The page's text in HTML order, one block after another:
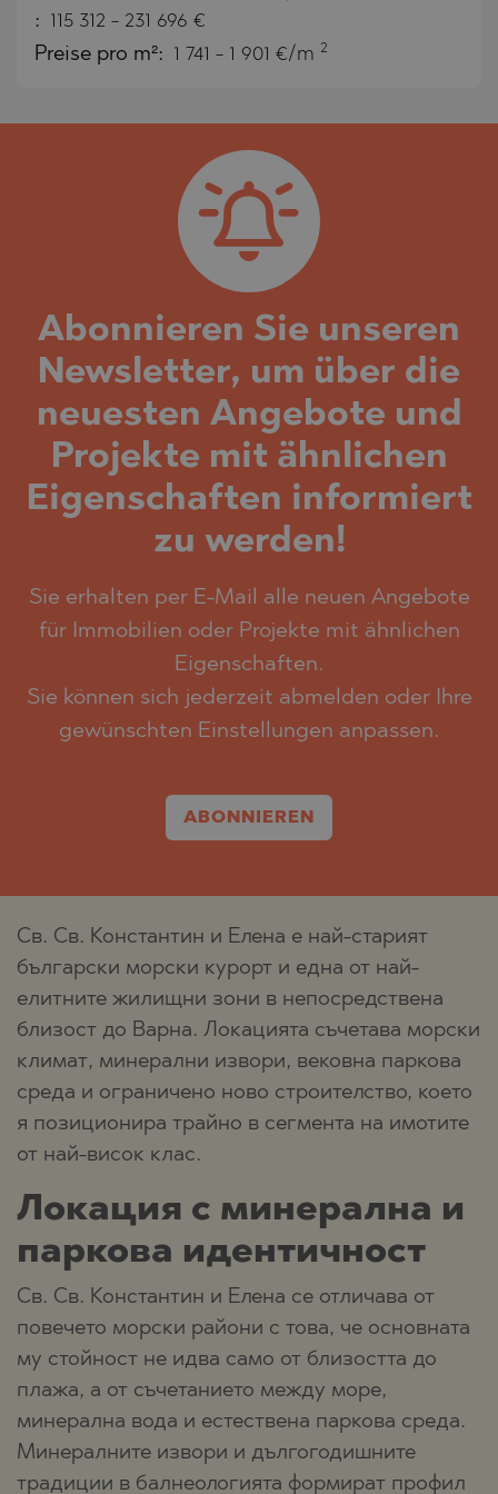
: 115 312 - 231 696 €
Preise pro m²: 1 741 - 1 901 €/m 2
Abonnieren Sie unseren
Newsletter, um über die
neuesten Angebote und
Projekte mit ähnlichen
Eigenschaften informiert
zu werden!
Sie erhalten per E-Mail alle neuen Angebote
für Immobilien oder Projekte mit ähnlichen
Eigenschaften.
Sie können sich jederzeit abmelden oder Ihre
gewünschten Einstellungen anpassen.
ABONNIEREN
Св. Св. Константин и Елена е най-старият
български морски курорт и една от най-
елитните жилищни зони в непосредствена
близост до Варна. Локацията съчетава морски
климат, минерални извори, вековна паркова
среда и ограничено ново строителство, което
я позиционира трайно в сегмента на имотите
от най-висок клас.
Локация с минерална и
паркова идентичност
Св. Св. Константин и Елена се отличава от
повечето морски райони с това, че основната
му стойност не идва само от близостта до
плажа, а от съчетанието между море,
минерална вода и естествена паркова среда.
Минералните извори и дългогодишните
традиции в балнеологията формират профил